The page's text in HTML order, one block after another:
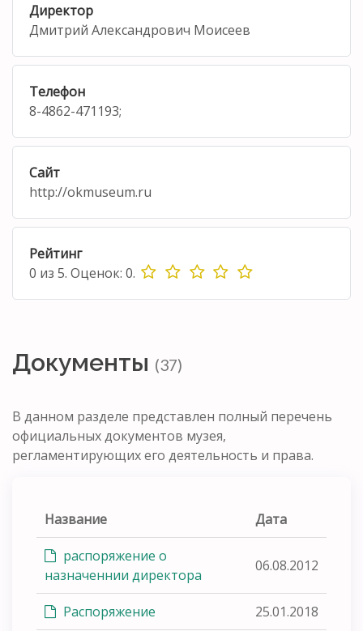
Директор
Дмитрий Александрович Моисеев
Телефон
8-4862-471193;
Сайт
http://okmuseum.ru
Рейтинг
0 из 5. Оценок: 0.
Документы (37)
В данном разделе представлен полный перечень
официальных документов музея,
регламентирующих его деятельность и права.
Название Дата
распоряжение о
назначеннии директора
06.08.2012
Распоряжение 25.01.2018